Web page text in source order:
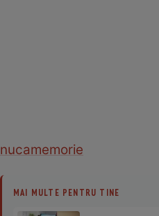
nucamemorie
MAI MULTE PENTRU TINE